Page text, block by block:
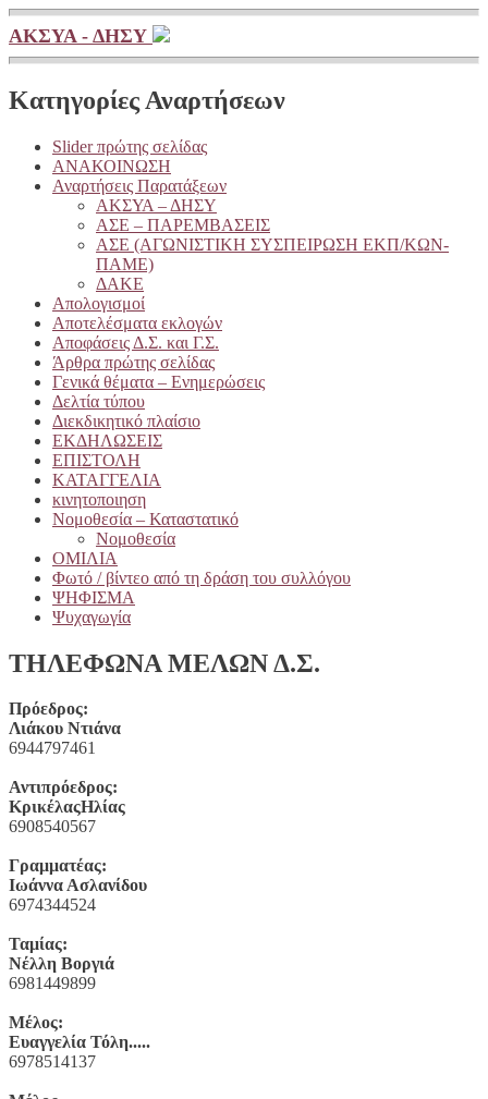
ΑΚΣΥΑ - ΔΗΣΥ
Κατηγορίες Αναρτήσεων
Slider πρώτης σελίδας
ΑΝΑΚΟΙΝΩΣΗ
Αναρτήσεις Παρατάξεων
ΑΚΣΥΑ – ΔΗΣΥ
ΑΣΕ – ΠΑΡΕΜΒΑΣΕΙΣ
ΑΣΕ (ΑΓΩΝΙΣΤΙΚΗ ΣΥΣΠΕΙΡΩΣΗ ΕΚΠ/ΚΩΝ-
ΠΑΜΕ)
ΔΑΚΕ
Απολογισμοί
Αποτελέσματα εκλογών
Αποφάσεις Δ.Σ. και Γ.Σ.
Άρθρα πρώτης σελίδας
Γενικά θέματα – Ενημερώσεις
Δελτία τύπου
Διεκδικητικό πλαίσιο
ΕΚΔΗΛΩΣΕΙΣ
ΕΠΙΣΤΟΛΗ
ΚΑΤΑΓΓΕΛΙΑ
κινητοποιηση
Νομοθεσία – Καταστατικό
Νομοθεσία
ΟΜΙΛΙΑ
Φωτό / βίντεο από τη δράση του συλλόγου
ΨΗΦΙΣΜΑ
Ψυχαγωγία
ΤΗΛΕΦΩΝΑ ΜΕΛΩΝ Δ.Σ.
Πρόεδρος:
Λιάκου Ντιάνα
6944797461
Αντιπρόεδρος:
ΚρικέλαςΗλίας
6908540567
Γραμματέας:
Ιωάννα Ασλανίδου
6974344524
Ταμίας:
Νέλλη Βοργιά
6981449899
Μέλος:
Ευαγγελία Τόλη.....
6978514137